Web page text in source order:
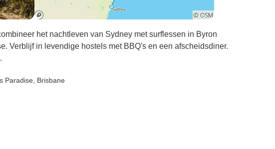
het nachtleven van Sydney met surflessen in Byron
Verblijf in levendige hostels met BBQ's en een afscheidsdiner.
Paradise , Brisbane